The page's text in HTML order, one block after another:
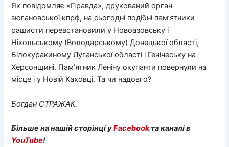
Як повідомляє «Правда», друкований орган
зюгановської кпрф, на сьогодні подібні пам’ятники
рашисти перевстановили у Новоазовську і
Нікольському (Володарському) Донецької області,
Білокуракиному Луганської області і Генічеську на
Херсонщині. Пам’ятник Леніну окупанти повернули на
місце і у Новій Каховці. Та чи надовго?
Богдан СТРАЖАК.
Більше на нашій сторінці уFacebookта каналі в
YouTube!